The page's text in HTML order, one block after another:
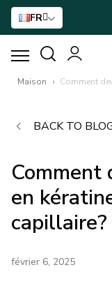
FR
COURS DE
TRAITEMENT
SOINS À DOMICILE
NANO GOLD
Maison › Comment
BACK TO
Comment
en
capillaire?
février 6, 2025